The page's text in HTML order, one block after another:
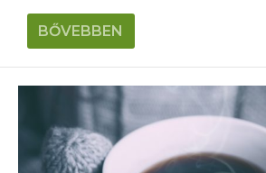
BŐVEBBEN